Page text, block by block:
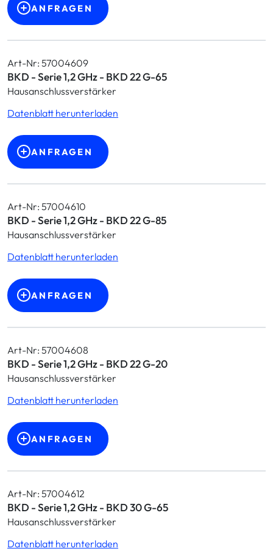
ANFRAGEN
Art-Nr: 57004609
BKD - Serie 1,2 GHz - BKD 22 G-65
Hausanschlussverstärker
Datenblatt herunterladen
ANFRAGEN
Art-Nr: 57004610
BKD - Serie 1,2 GHz - BKD 22 G-85
Hausanschlussverstärker
Datenblatt herunterladen
ANFRAGEN
Art-Nr: 57004608
BKD - Serie 1,2 GHz - BKD 22 G-20
Hausanschlussverstärker
Datenblatt herunterladen
ANFRAGEN
Art-Nr: 57004612
BKD - Serie 1,2 GHz - BKD 30 G-65
Hausanschlussverstärker
Datenblatt herunterladen